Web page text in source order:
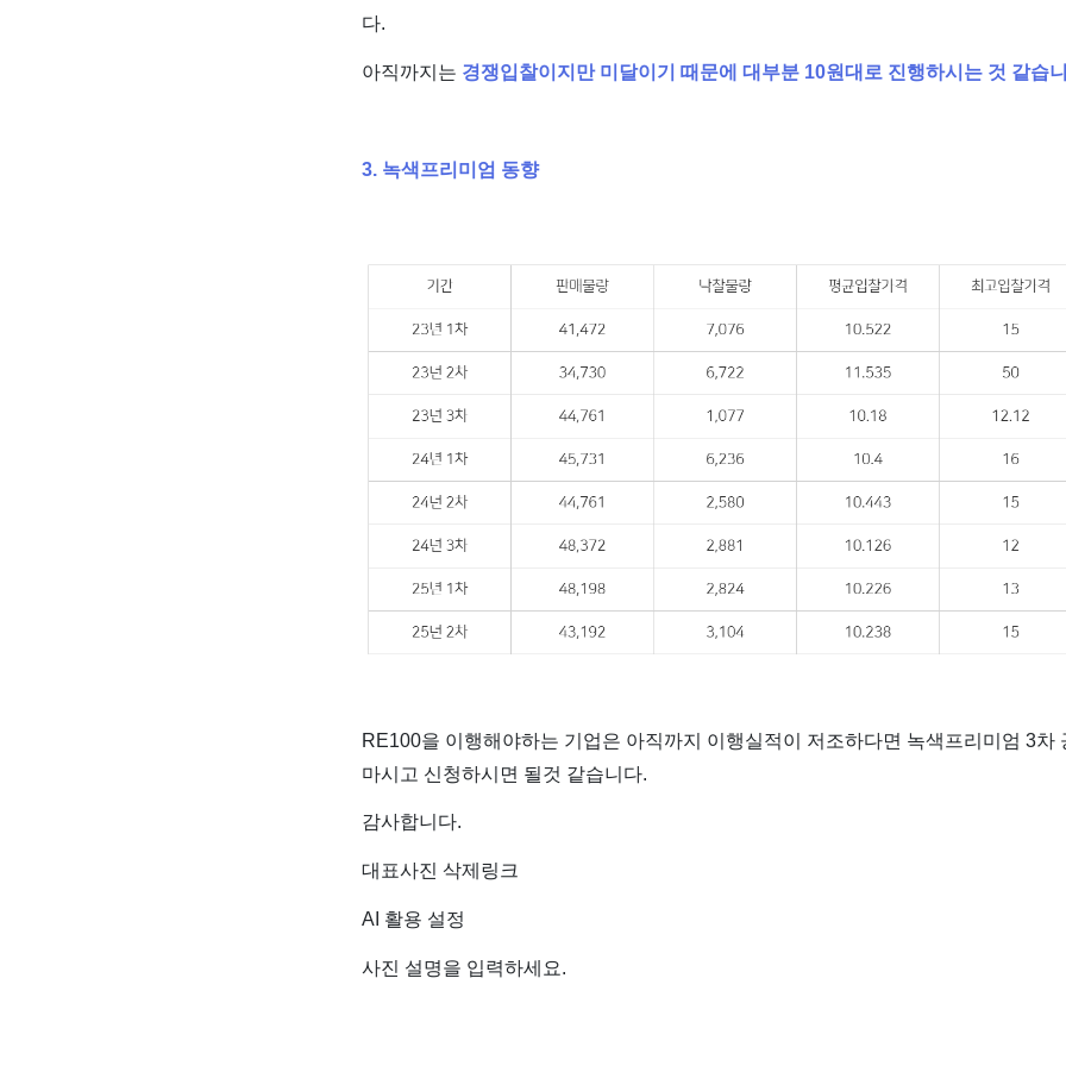
다.
아직까지는 경쟁입찰이지만 미달이기 때문에 대부분 10원대로 진행하시는 것 같습
3. 녹색프리미엄 동향
RE100을 이행해야하는 기업은 아직까지 이행실적이 저조하다면 녹색프리미엄 3차
마시고 신청하시면 될것 같습니다.
감사합니다.
대표사진 삭제링크
AI 활용 설정
사진 설명을 입력하세요.